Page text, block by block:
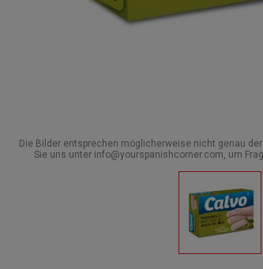
Die Bilder entsprechen möglicherweise nicht genau
Sie uns unter info@yourspanishcorner.com, um